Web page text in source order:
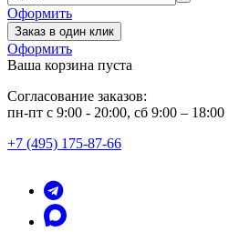
Оформить
Заказ в один клик
Оформить
Ваша корзина пуста
Согласование заказов:
пн-пт с 9:00 - 20:00, сб 9:00 – 18:00
+7 (495) 175-87-66